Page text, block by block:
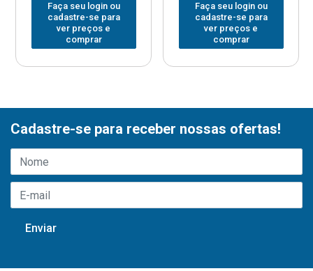
Faça seu login ou
cadastre-se para
ver preços e
comprar
Faça seu login ou
cadastre-se para
ver preços e
comprar
Cadastre-se para receber nossas ofertas!